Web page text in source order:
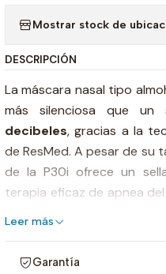
Mostrar stock de
DESCRIPCIÓN
La máscara nasal tipo
más silenciosa que un
decibeles, gracias a la
de ResMed. A pesar de su
de la P30i ofrece un
terapia eficaz de apnea
La ResMed AirFit™ P30i
en la parte superior de la
Leer más
Garantía